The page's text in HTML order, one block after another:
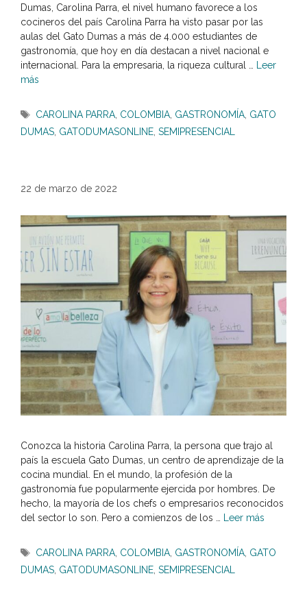
Dumas, Carolina Parra, el nivel humano favorece a los
cocineros del país Carolina Parra ha visto pasar por las
aulas del Gato Dumas a más de 4.000 estudiantes de
gastronomía, que hoy en día destacan a nivel nacional e
internacional. Para la empresaria, la riqueza cultural … Leer
más
Etiquetas
CAROLINA PARRA, COLOMBIA, GASTRONOMÍA, GATO
DUMAS, GATODUMASONLINE, SEMIPRESENCIAL
22 de marzo de 2022
Conozca la historia Carolina Parra, la persona que trajo al
país la escuela Gato Dumas, un centro de aprendizaje de la
cocina mundial. En el mundo, la profesión de la
gastronomía fue popularmente ejercida por hombres. De
hecho, la mayoría de los chefs o empresarios reconocidos
del sector lo son. Pero a comienzos de los …
Leer más
Etiquetas
CAROLINA PARRA COLOMBIA GASTRONOMÍA GATO
DUMAS GATODUMASONLINE SEMIPRESENCIAL